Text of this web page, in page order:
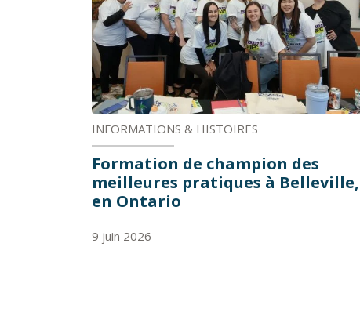
INFORMATIONS & HISTOIRES
Formation de champion des
meilleures pratiques à Belleville,
en Ontario
9 juin 2026